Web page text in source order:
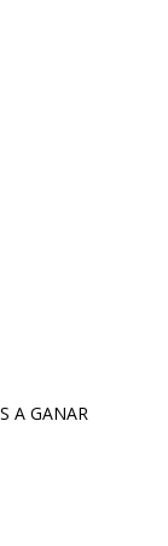
A GANAR